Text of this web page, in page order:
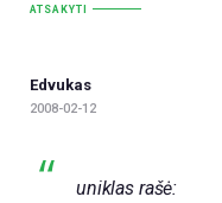
ATSAKYTI
Edvukas
2008-02-12
uniklas rašė: